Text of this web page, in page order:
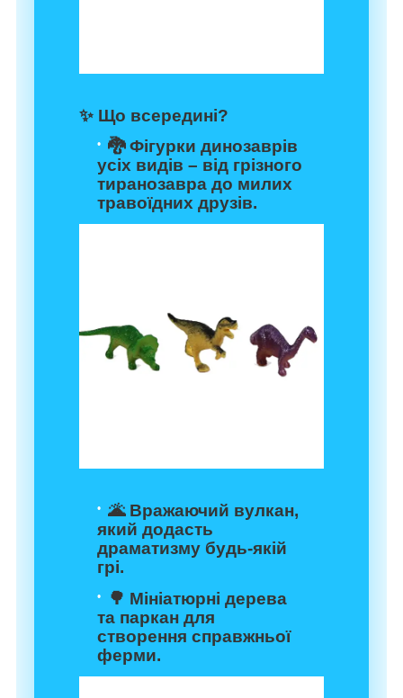
✨ Що всередині?
🐉 Фігурки динозаврів
усіх видів – від грізного
тиранозавра до милих
травоїдних друзів.
🌋 Вражаючий вулкан,
який додасть
драматизму будь-якій
грі.
🌳 Мініатюрні дерева
та паркан для
створення справжньої
ферми.